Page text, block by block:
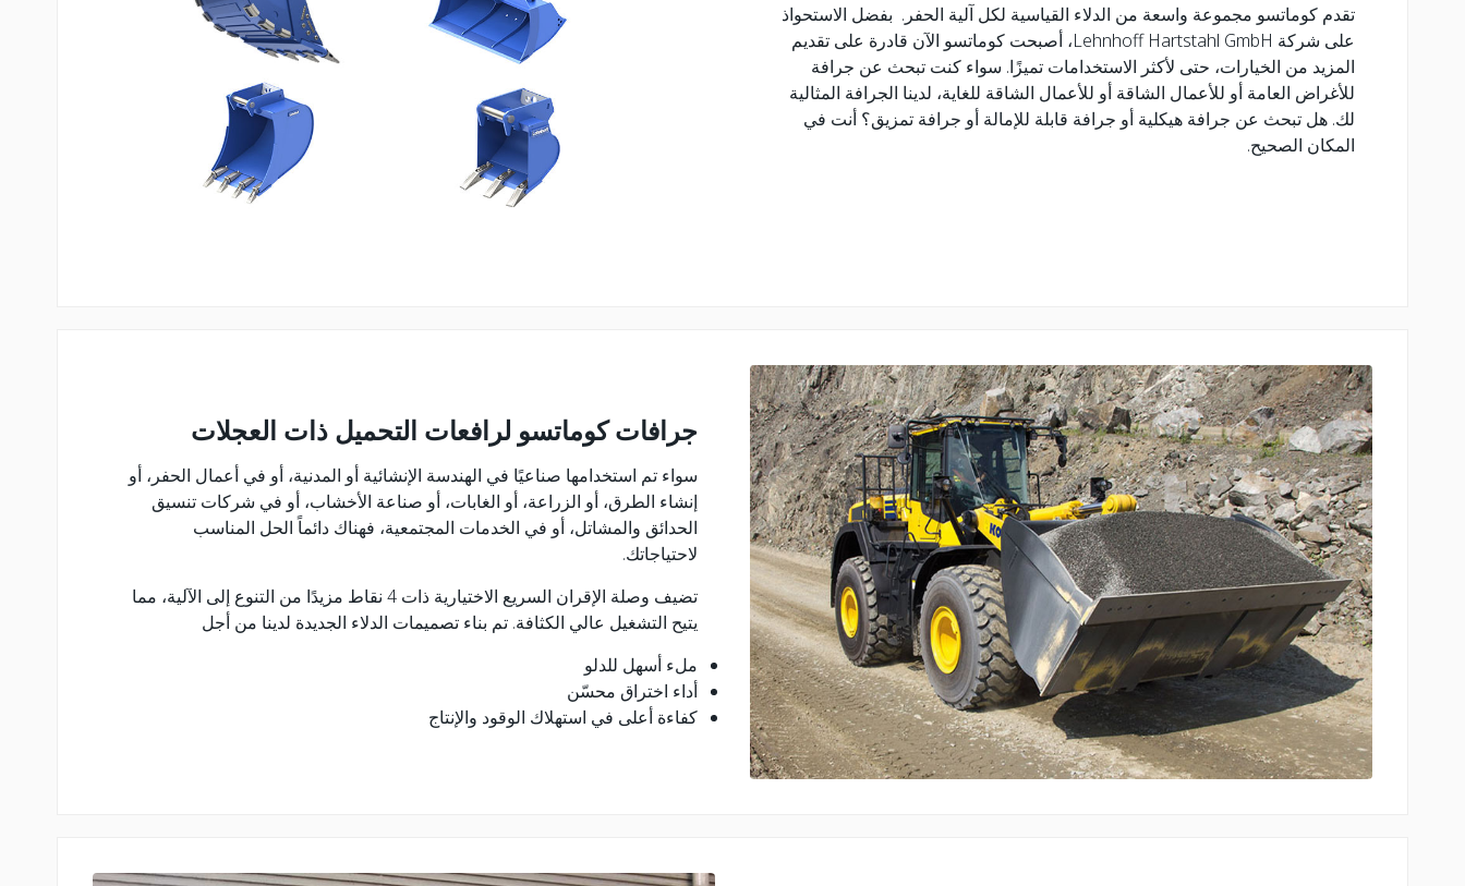
تقدم كوماتسو مجموعة واسعة من الدلاء القياسية لكل آلية الحفر. بفضل الاستحواذ
على شركة Lehnhoff Hartstahl GmbH، أصبحت كوماتسو الآن قادرة على تقديم
المزيد من الخيارات، حتى لأكثر الاستخدامات تميزًا. سواء كنت تبحث عن جرافة
للأغراض العامة أو للأعمال الشاقة أو للأعمال الشاقة للغاية، لدينا الجرافة المثالية
لك. هل تبحث عن جرافة هيكلية أو جرافة قابلة للإمالة أو جرافة تمزيق؟ أنت في
المكان الصحيح.
جرافات كوماتسو لرافعات التحميل ذات العجلات
سواء تم استخدامها صناعيًا في الهندسة الإنشائية أو المدنية، أو في أعمال الحفر، أو
إنشاء الطرق، أو الزراعة، أو الغابات، أو صناعة الأخشاب، أو في شركات تنسيق
الحدائق والمشاتل، أو في الخدمات المجتمعية، فهناك دائماً الحل المناسب
لاحتياجاتك.
تضيف وصلة الإقران السريع الاختيارية ذات 4 نقاط مزيدًا من التنوع إلى الآلية، مما
يتيح التشغيل عالي الكثافة. تم بناء تصميمات الدلاء الجديدة لدينا من أجل
ملء أسهل للدلو
أداء اختراق محسّن
كفاءة أعلى في استهلاك الوقود والإنتاج